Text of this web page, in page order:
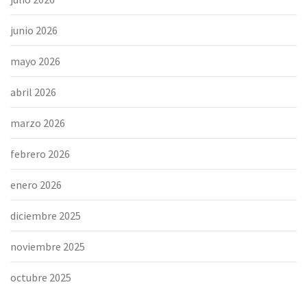
junio 2026
mayo 2026
abril 2026
marzo 2026
febrero 2026
enero 2026
diciembre 2025
noviembre 2025
octubre 2025